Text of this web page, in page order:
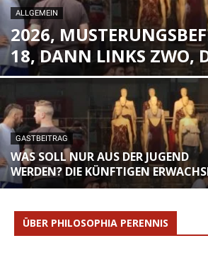
ALLGEMEIN
2026,
18, DANN LINKS ZWO,
GASTBEITRAG
WAS SOLL NUR AUS DER JUGEND
WERDEN? DIE KÜNFTIGEN
ÜBER PHILOSOPHIA PERENNIS